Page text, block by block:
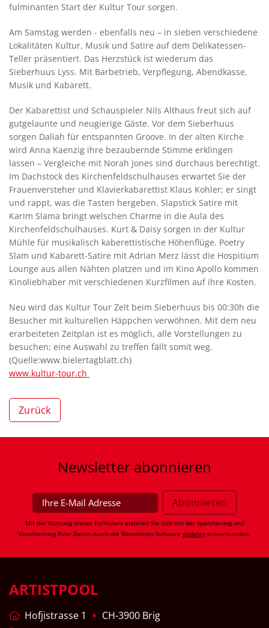
fulminanten Start der Kultur Tour sorgen.
Am Samstag werden - ebenfalls neu – in sieben verschiedene
Lokalitäten Kultur, Musik und Satire auf dem Delikatessen-
Teller präsentiert. Das Herzstück ist wiederum das
Sieberhuus Lyss. Mit Barbetrieb, Verpflegung, Abendkasse,
Musik und Kabarett.
Der Kabarettist und Schauspieler Nils Althaus freut sich auf
gutgelaunte und neugierige Gäste. Vor dem Sieberhuus
sorgen Daliah für entspannten Groove. In der alten Kirche
wird Anna Kaenzig ihre bezaubernde Stimme erklingen
lassen – Vergleiche mit Norah Jones sind durchaus berechtigt.
Im Dachstock des Kirchenfeldschulhauses erwartet Sie der
Frauenversteher und Klavierkabarettist Klaus Kohler; er singt
und rappt, was die Tasten hergeben. Slapstick Satire mit
Karim Slama bringt welschen Charme in die Aula des
Kirchenfeldschulhauses. Kurt & Daisy sorgen in der Kultur
Mühle für musikalisch kaberettistische Höhenflüge. Poetry
Slam und Kabarett-Satire mit Adrian Merz lässt die Hospitium
Lounge aus allen Nähten platzen und im Kino Apollo kommen
Kinoliebhaber mit verschiedenen Kurzfilmen auf ihre Kosten.
Neu wird das Kultur Tour Zelt beim Sieberhuus bis 00:30h die
Besucher mit kulturellen Häppchen verwöhnen. Mit dem neu
erarbeiteten Zeitplan ist es möglich, alle Vorstellungen zu
besuchen; eine Auswahl zu treffen fällt somit weg.
(Quelle:www.bielertagblatt.ch)
www.kultur-tour.ch
Zurück
Newsletter abonnieren
Mit der Nutzung dieses Formulars erklären Sie sich mit der Speicherung und
Verarbeitung Ihrer Daten durch die Newsletter-Software dodeley einverstanden.
ARTISTPOOL
Hofjistrasse 1
CH-3900 Brig